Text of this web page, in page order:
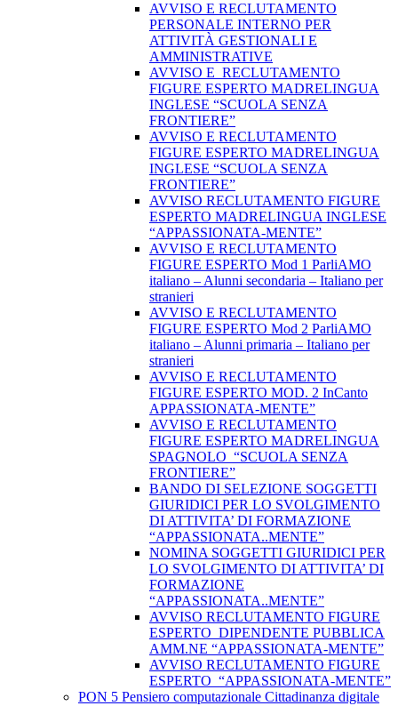
AVVISO E RECLUTAMENTO
PERSONALE INTERNO PER
ATTIVITÀ GESTIONALI E
AMMINISTRATIVE
AVVISO E RECLUTAMENTO
FIGURE ESPERTO MADRELINGUA
INGLESE “SCUOLA SENZA
FRONTIERE”
AVVISO E RECLUTAMENTO
FIGURE ESPERTO MADRELINGUA
INGLESE “SCUOLA SENZA
FRONTIERE”
AVVISO RECLUTAMENTO FIGURE
ESPERTO MADRELINGUA INGLESE
“APPASSIONATA-MENTE”
AVVISO E RECLUTAMENTO
FIGURE ESPERTO Mod 1 ParliAMO
italiano – Alunni secondaria – Italiano per
stranieri
AVVISO E RECLUTAMENTO
FIGURE ESPERTO Mod 2 ParliAMO
italiano – Alunni primaria – Italiano per
stranieri
AVVISO E RECLUTAMENTO
FIGURE ESPERTO MOD. 2 InCanto
APPASSIONATA-MENTE”
AVVISO E RECLUTAMENTO
FIGURE ESPERTO MADRELINGUA
SPAGNOLO “SCUOLA SENZA
FRONTIERE”
BANDO DI SELEZIONE SOGGETTI
GIURIDICI PER LO SVOLGIMENTO
DI ATTIVITA’ DI FORMAZIONE
“APPASSIONATA..MENTE”
NOMINA SOGGETTI GIURIDICI PER
LO SVOLGIMENTO DI ATTIVITA’ DI
FORMAZIONE
“APPASSIONATA..MENTE”
AVVISO RECLUTAMENTO FIGURE
ESPERTO DIPENDENTE PUBBLICA
AMM.NE “APPASSIONATA-MENTE”
AVVISO RECLUTAMENTO FIGURE
ESPERTO “APPASSIONATA-MENTE”
PON 5 Pensiero computazionale Cittadinanza digitale